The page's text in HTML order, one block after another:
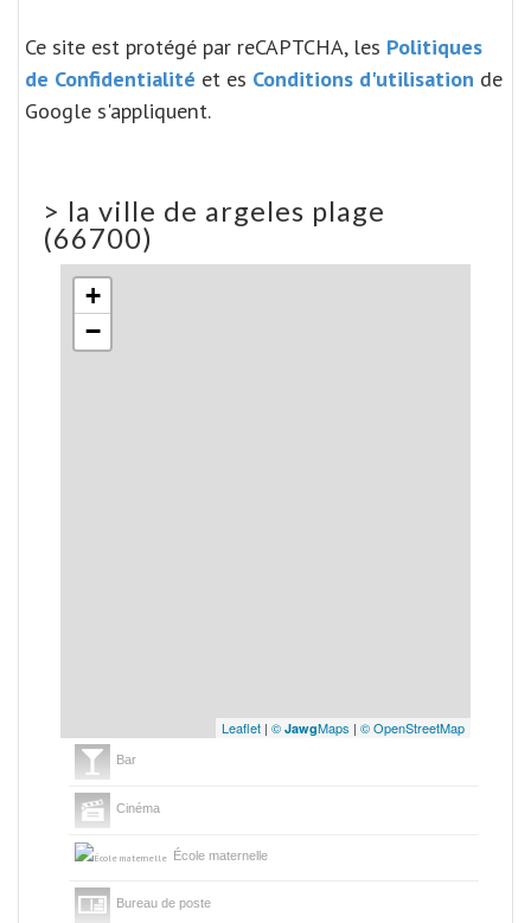
Ce site est protégé par reCAPTCHA, les Politiques
de Confidentialité et es Conditions d'utilisation de
Google s'appliquent.
> la ville de argeles plage
(66700)
+
−
Leaflet | © JawgMaps | © OpenStreetMap
Bar
Cinéma
École maternelle
Bureau de poste